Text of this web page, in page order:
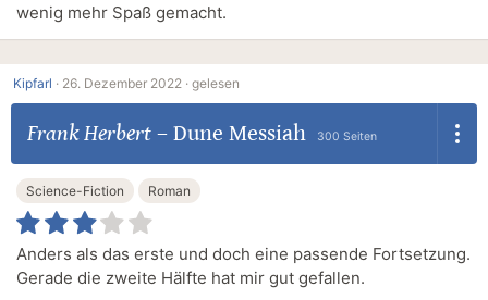
wenig mehr Spaß gemacht.
Kipfarl · 26. Dezember 2022 · gelesen
Frank Herbert– Dune Messiah 300 Seiten
Science-Fiction Roman
Anders als das erste und doch eine passende Fortsetzung.
Gerade die zweite Hälfte hat mir gut gefallen.